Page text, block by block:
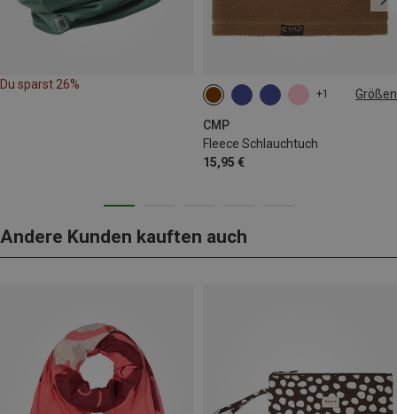
Du sparst 26%
+1 Größen
CMP
Fleece Schlauchtuch
15,95 €
ONE SIZE
Andere Kunden kauften auch